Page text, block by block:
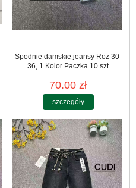
Spodnie damskie jeansy Roz 30-
36, 1 Kolor Paczka 10 szt
70.00 zł
szczegóły